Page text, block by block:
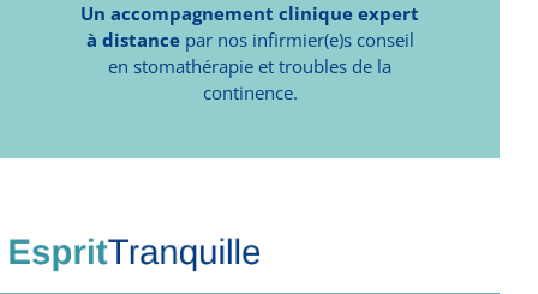
Un accompagnement clinique expert
à distancepar nos infirmier(e)s conseil
en stomathérapie et troubles de la
continence.